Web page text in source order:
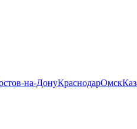
на-ДонуКраснодарОмск